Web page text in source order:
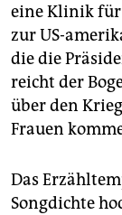
eine Klinik
zur US-
die die
reicht der
über den
Frauen
Das
Songdichte